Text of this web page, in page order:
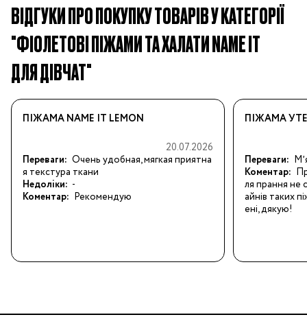
ВІДГУКИ ПРО ПОКУПКУ ТОВАРІВ У КАТЕГОРІЇ
"ФІОЛЕТОВІ ПІЖАМИ ТА ХАЛАТИ NAME IT
ДЛЯ ДІВЧАТ"
ПІЖАМА NAME IT LEMON
20.07.2026
Переваги: Очень удобная, мягкая приятна
я текстура ткани
Недоліки: -
Коментар: Рекомендую
ПІЖАМА
Переваги:
Коментар:
ля прання не
айнів таких
ені, дякую!